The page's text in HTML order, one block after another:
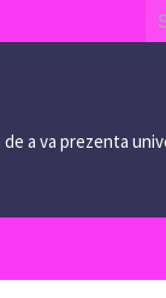
a va prezenta